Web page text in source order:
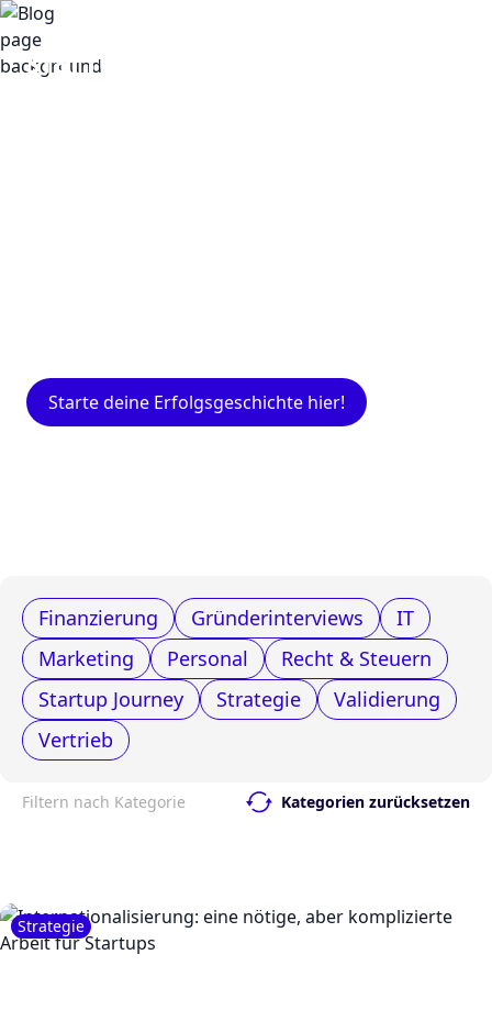
Starte deine Erfolgsgeschichte hier!
Finanzierung Gründerinterviews
IT
Marketing
Personal
Recht & Steuern
Startup Journey
Strategie
Validierung
Vertrieb
Filtern nach Kategorie Kategorien zurücksetzen
Strategie